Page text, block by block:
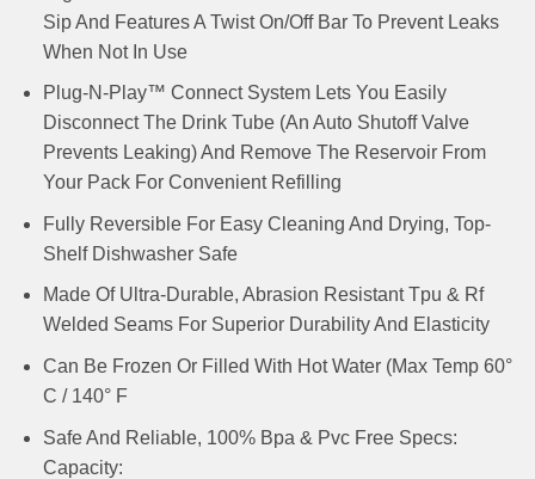
Sip And Features A Twist On/Off Bar To Prevent Leaks
When Not In Use
Plug-N-Play™ Connect System Lets You Easily
Disconnect The Drink Tube (An Auto Shutoff Valve
Prevents Leaking) And Remove The Reservoir From
Your Pack For Convenient Refilling
Fully Reversible For Easy Cleaning And Drying, Top-
Shelf Dishwasher Safe
Made Of Ultra-Durable, Abrasion Resistant Tpu & Rf
Welded Seams For Superior Durability And Elasticity
Can Be Frozen Or Filled With Hot Water (Max Temp 60°
C / 140° F
Safe And Reliable, 100% Bpa & Pvc Free Specs:
Capacity: